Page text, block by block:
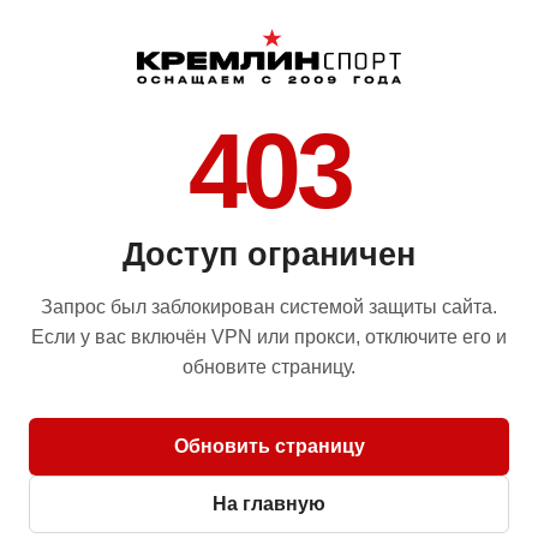
403
Доступ ограничен
Запрос был заблокирован системой защиты сайта.
Если у вас включён VPN или прокси, отключите его и
обновите страницу.
Обновить страницу
На главную